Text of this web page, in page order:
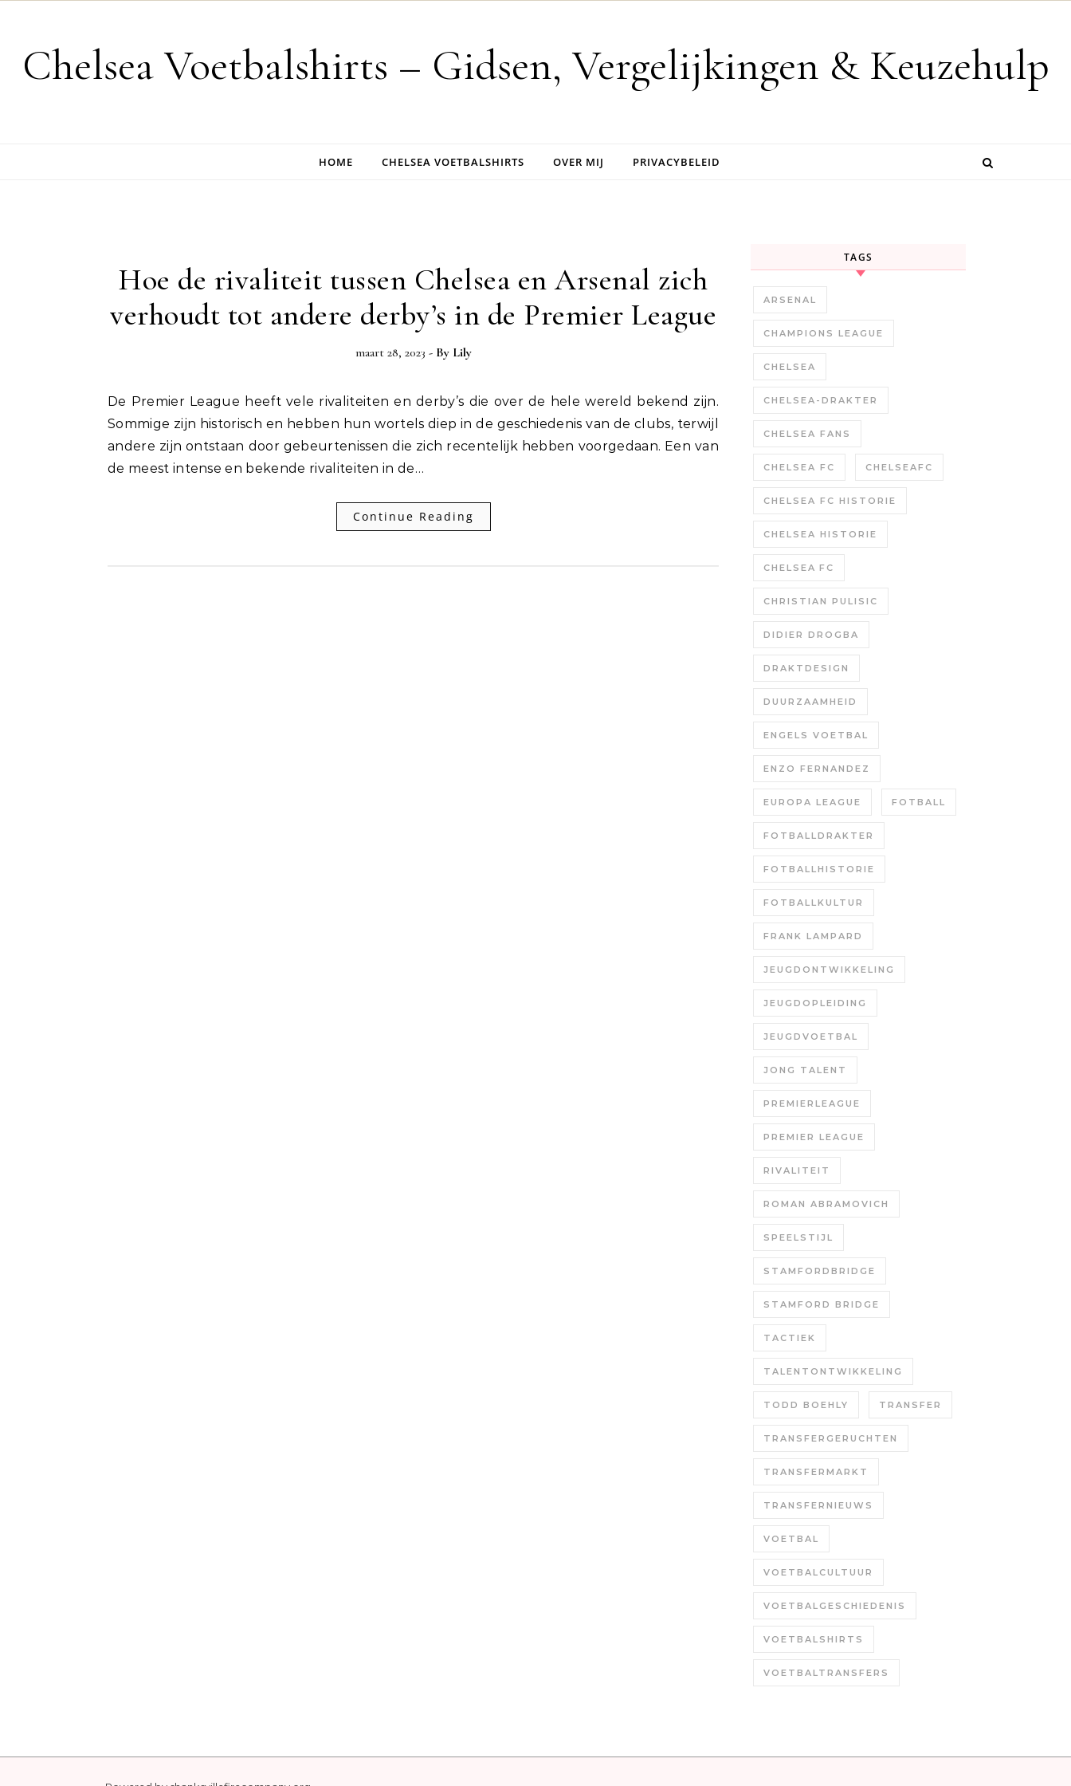
Chelsea Voetbalshirts – Gidsen, Vergelijkingen & Keuzehulp
HOME CHELSEA VOETBALSHIRTS OVER MIJ PRIVACYBELEID
Hoe de rivaliteit tussen Chelsea en Arsenal zich
verhoudt tot andere derby’s in de Premier League
maart 28, 2023 - By Lily
De Premier League heeft vele rivaliteiten en derby’s die over de hele wereld bekend zijn.
Sommige zijn historisch en hebben hun wortels diep in de geschiedenis van de clubs, terwijl
andere zijn ontstaan door gebeurtenissen die zich recentelijk hebben voorgedaan. Een van
de meest intense en bekende rivaliteiten in de…
Continue Reading
TAGS
ARSENAL
CHAMPIONS LEAGUE
CHELSEA
CHELSEA-DRAKTER
CHELSEA FANS
CHELSEA FC CHELSEAFC
CHELSEA FC HISTORIE
CHELSEA HISTORIE
CHELSEA FC
CHRISTIAN PULISIC
DIDIER DROGBA
DRAKTDESIGN
DUURZAAMHEID
ENGELS VOETBAL
ENZO FERNANDEZ
EUROPA LEAGUE FOTBALL
FOTBALLDRAKTER
FOTBALLHISTORIE
FOTBALLKULTUR
FRANK LAMPARD
JEUGDONTWIKKELING
JEUGDOPLEIDING
JEUGDVOETBAL
JONG TALENT
PREMIERLEAGUE
PREMIER LEAGUE
RIVALITEIT
ROMAN ABRAMOVICH
SPEELSTIJL
STAMFORDBRIDGE
STAMFORD BRIDGE
TACTIEK
TALENTONTWIKKELING
TODD BOEHLY TRANSFER
TRANSFERGERUCHTEN
TRANSFERMARKT
TRANSFERNIEUWS
VOETBAL
VOETBALCULTUUR
VOETBALGESCHIEDENIS
VOETBALSHIRTS
VOETBALTRANSFERS